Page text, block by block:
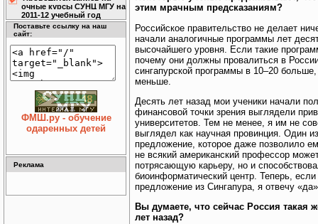
очные курсы СУНЦ МГУ на
2011-12 учебный год
Поставьте ссылку на наш
сайт:
ФМШ.ру - обучение
одаренных детей
Реклама
этим мрачным предсказаниям?
Российское правительство не делает
начали аналогичные программы лет
высочайшего уровня. Если такие
почему они должны провалиться в
сингапурской программы в 10–20
меньше.
Десять лет назад мои ученики начали
финансовой точки зрения выглядели
университетов. Тем не менее, я им не
выглядел как научная провинция. Один
предложение, которое даже позволило
не всякий американский профессор
потрясающую карьеру, но и
биоинформатический центр. Теперь,
предложение из Сингапура, я отвечу
Вы думаете, что сейчас Россия такая
лет назад?